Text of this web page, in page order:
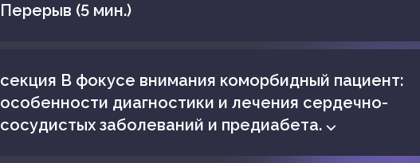
Перерыв (5 мин.)
секция В фокусе внимания коморбидный пациент:
особенности диагностики и лечения сердечно-
сосудистых заболеваний и предиабета. ⌵